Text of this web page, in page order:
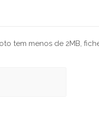
tem menos de 2MB,